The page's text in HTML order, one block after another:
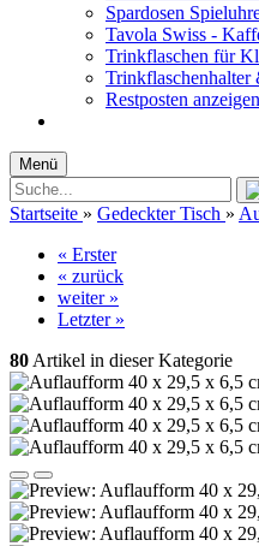
Spardosen
Tavola Swiss -
Trinkflaschen für
Trinkflaschenhalter
Restposten anzeigen
Menü
Startseite » Gedeckter Tisch »
« Erster
« zurück
weiter »
Letzter »
80 Artikel in dieser Kategorie